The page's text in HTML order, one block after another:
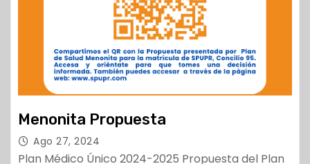
Menonita Propuesta
Ago 27, 2024
Plan Médico Único 2024-2025 Propuesta del Plan